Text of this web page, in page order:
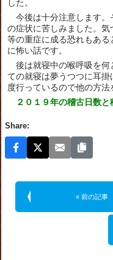
した。
今後は十分注意します
の症状に苦しみました。
等の重症に成る恐れもあ
に怖い話です。
後は就寝中の喉呼吸を
ての就寝は夢うつつに耳
度行っているので他の方
２０１９年の稽古日数
Share:
« 前の記事